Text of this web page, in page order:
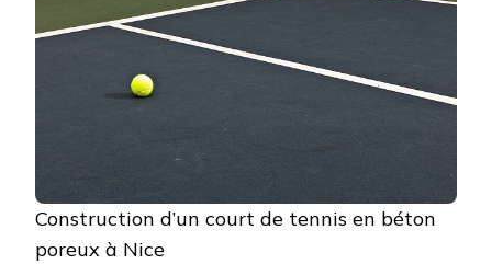
Construction d’un court de tennis en béton
poreux à Nice